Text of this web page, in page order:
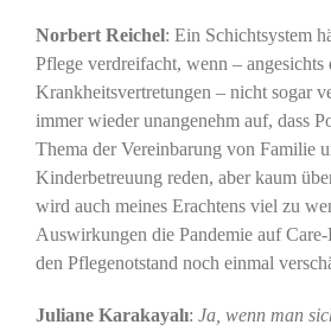
Norbert Reichel: Ein Schichtsystem
Pflege verdreifacht, wenn – angesichts
Krankheitsvertretungen – nicht sogar
immer wieder unangenehm auf, dass
Thema der Vereinbarung von Familie
Kinderbetreuung reden, aber kaum
wird auch meines Erachtens viel zu
Auswirkungen die Pandemie auf
den Pflegenotstand noch einmal
Juliane Karakayalı: Ja, wenn man